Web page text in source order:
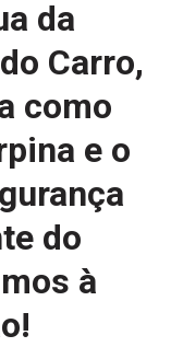
da
Carro,
como
e o
do
à